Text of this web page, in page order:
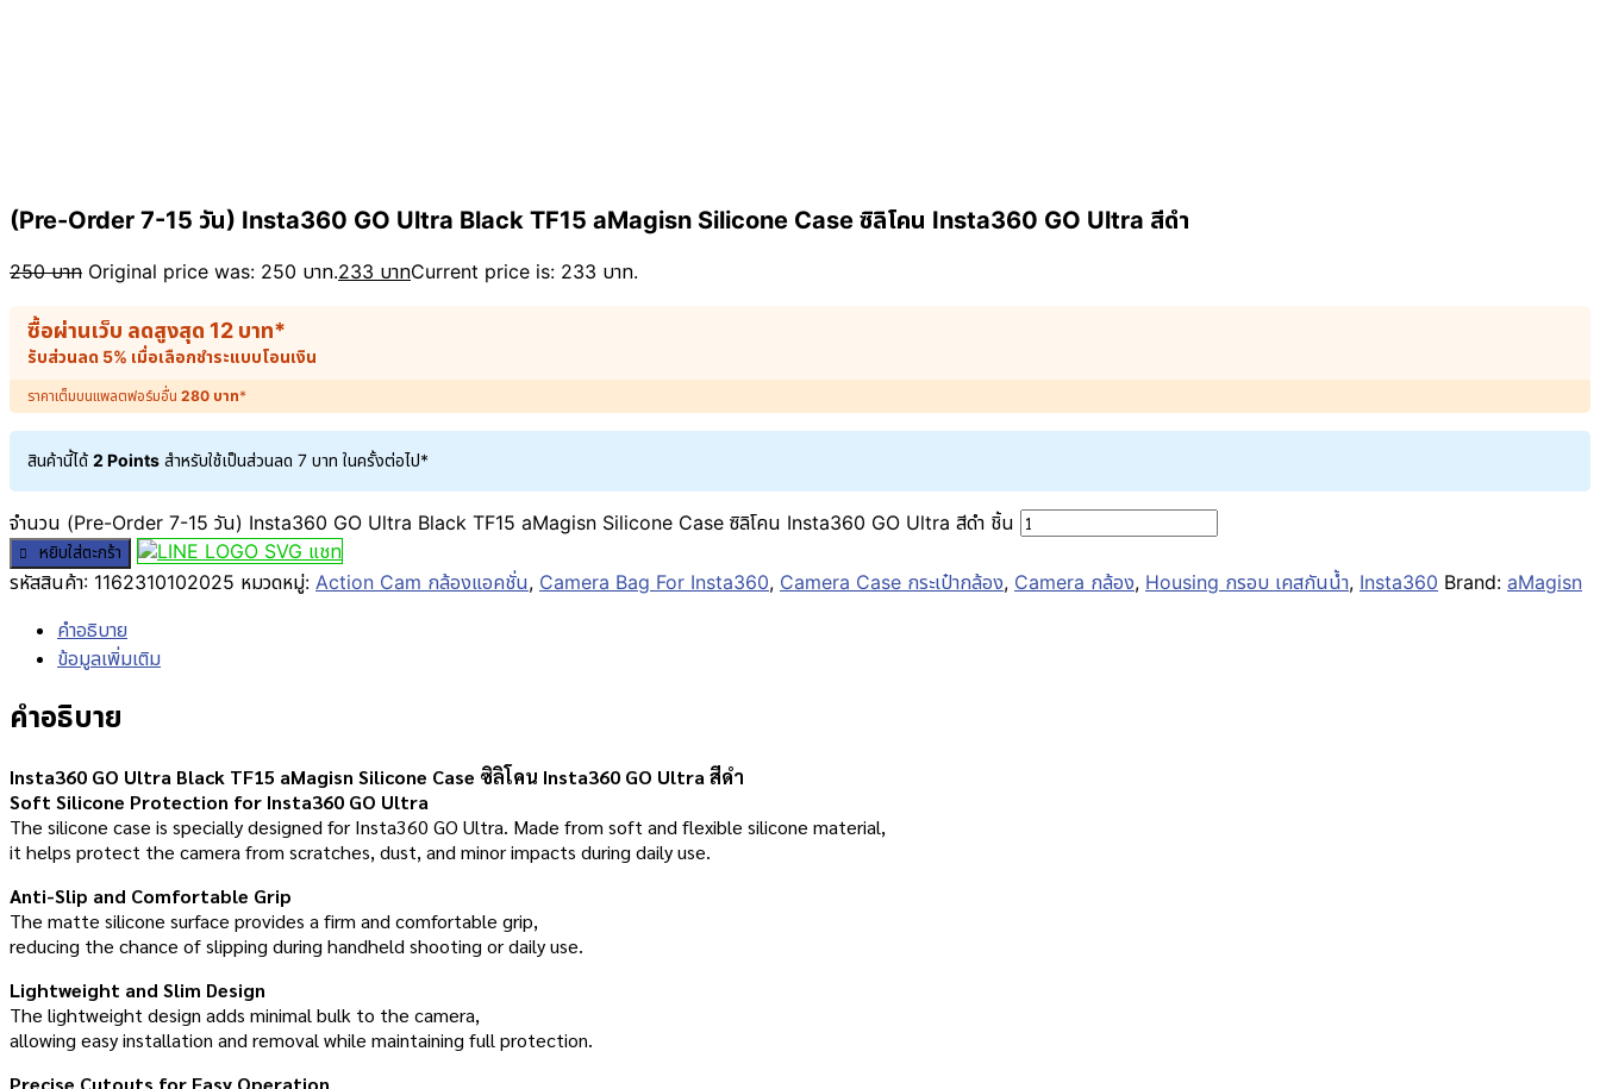
(Pre-Order 7-15 วัน) Insta360 GO Ultra Black TF15 aMagisn Silicone Case ซิลิโคน Insta360 GO Ultra สีดำ
250บาท Original price was: 250 บาท.233 บาทCurrent price is: 233 บาท.
ซื้อผ่านเว็บ ลดสูงสุด 12 บาท*
รับส่วนลด 5% เมื่อเลือกชำระแบบโอนเงิน
ราคาเต็มบนแพลตฟอร์มอื่น 280 บาท*
สินค้านี้ได้ 2 Points สำหรับใช้เป็นส่วนลด 7 บาท ในครั้งต่อไป*
จำนวน (Pre-Order 7-15 วัน) Insta360 GO Ultra Black TF15 aMagisn Silicone Case ซิลิโคน Insta360 GO Ultra สีดำ ชิ้น
หยิบใส่ตะกร้า
แชท
รหัสสินค้า: 1162310102025 หมวดหมู่: Action Cam กล้องแอคชั่น, Camera Bag For Insta360, Camera Case กระเป๋ากล้อง, Camera กล้อง, Housing กรอบ เคสกันน้ำ, Insta360 Brand: aMagisn
คำอธิบาย
ข้อมูลเพิ่มเติม
คำอธิบาย
Insta360 GO Ultra Black TF15 aMagisn Silicone Case ซิลิโคน Insta360 GO Ultra สีดำ
Soft Silicone Protection for Insta360 GO Ultra
The silicone case is specially designed for Insta360 GO Ultra. Made from soft and flexible silicone material,
it helps protect the camera from scratches, dust, and minor impacts during daily use.
Anti-Slip and Comfortable Grip
The matte silicone surface provides a firm and comfortable grip,
reducing the chance of slipping during handheld shooting or daily use.
Lightweight and Slim Design
The lightweight design adds minimal bulk to the camera,
allowing easy installation and removal while maintaining full protection.
Precise Cutouts for Easy Operation